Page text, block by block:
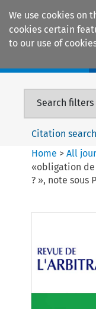
We use cookies on
cookies certain
to our use of
Search filters
Citation search
Home >All
«obligation
? », note sous